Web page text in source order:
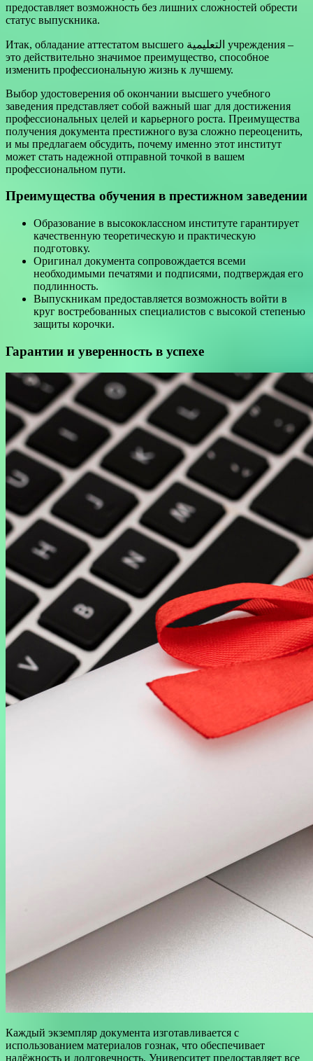
предоставляет возможность без лишних сложностей обрести
статус выпускника.
Итак, обладание аттестатом высшего التعليمية учреждения –
это действительно значимое преимущество, способное
изменить профессиональную жизнь к лучшему.
Выбор удостоверения об окончании высшего учебного
заведения представляет собой важный шаг для достижения
профессиональных целей и карьерного роста. Преимущества
получения документа престижного вуза сложно переоценить,
и мы предлагаем обсудить, почему именно этот институт
может стать надежной отправной точкой в вашем
профессиональном пути.
Преимущества обучения в престижном заведении
Образование в высококлассном институте гарантирует
качественную теоретическую и практическую
подготовку.
Оригинал документа сопровождается всеми
необходимыми печатями и подписями, подтверждая его
подлинность.
Выпускникам предоставляется возможность войти в
круг востребованных специалистов с высокой степенью
защиты корочки.
Гарантии и уверенность в успехе
Каждый экземпляр документа изготавливается с
использованием материалов гознак, что обеспечивает
надёжность и долговечность. Университет предоставляет все